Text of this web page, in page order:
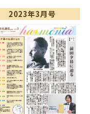
2023年3月号